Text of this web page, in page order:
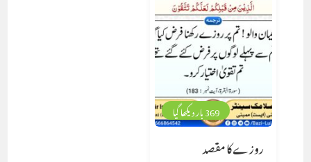
369 بار دیکھا گیا
روزے کا مقصد